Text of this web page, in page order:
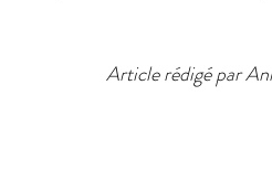
Article rédigé par